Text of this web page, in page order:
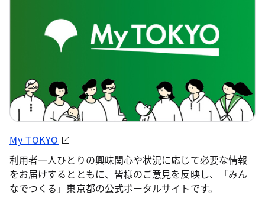
My TOKYO
利用者一人ひとりの興味関心や状況に応じて必要な情報
をお届けするとともに、皆様のご意見を反映し、「みん
なでつくる」東京都の公式ポータルサイトです。